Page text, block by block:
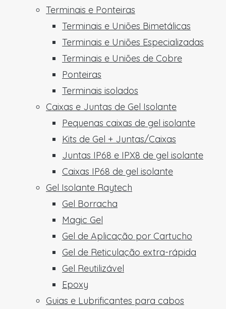
Terminais e Ponteiras
Terminais e Uniões Bimetálicas
Terminais e Uniões Especializadas
Terminais e Uniões de Cobre
Ponteiras
Terminais isolados
Caixas e Juntas de Gel Isolante
Pequenas caixas de gel isolante
Kits de Gel + Juntas/Caixas
Juntas IP68 e IPX8 de gel isolante
Caixas IP68 de gel isolante
Gel Isolante Raytech
Gel Borracha
Magic Gel
Gel de Aplicação por Cartucho
Gel de Reticulação extra-rápida
Gel Reutilizável
Epoxy
Guias e Lubrificantes para cabos